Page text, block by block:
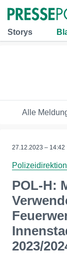
Storys
Alle
27.12.2023 – 14:42
POL-H:
2023/